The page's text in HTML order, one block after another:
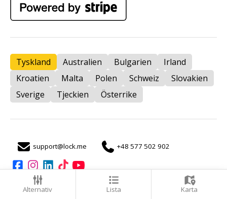
Alternativ Lista Karta
Tyskland Australien Bulgarien
Irland
Kroatien
Malta Polen Schweiz
Slovakien
Sverige
Tjeckien Österrike
support@lock.me +48 577 502 902
auto